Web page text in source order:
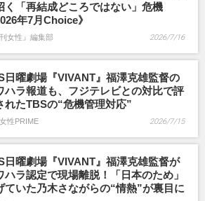
く「再結成どころではない」危機
年7月Choice》
刊女性』編集部 2026/7/16
日曜劇場『VIVANT』福澤克雄監督の
ハラ報道も、フジテレビとの対比で評
れたTBSの“危機管理対応”
性PRIME 2026/7/15
日曜劇場『VIVANT』福澤克雄監督が
ハラ認定で現場離脱！「日本のため」
ていた乃木さながらの“情熱”が裏目に